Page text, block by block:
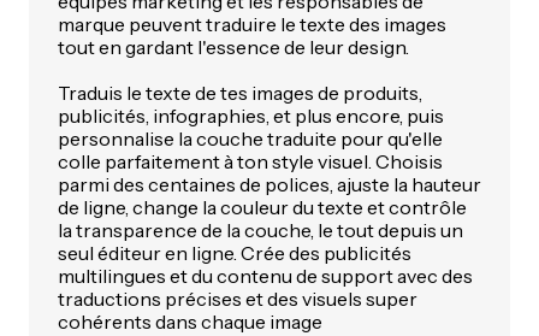
marque peuvent traduire le texte des images
tout en gardant l'essence de leur design.
Traduis le texte de tes images de produits,
publicités, infographies, et plus encore, puis
personnalise la couche traduite pour qu'elle
colle parfaitement à ton style visuel. Choisis
parmi des centaines de polices, ajuste la hauteur
de ligne, change la couleur du texte et contrôle
la transparence de la couche, le tout depuis un
seul éditeur en ligne. Crée des publicités
multilingues et du contenu de support avec des
traductions précises et des visuels super
cohérents dans chaque image